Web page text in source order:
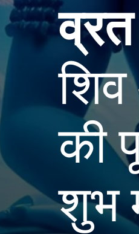
व्रत
शिव
की
शुभ